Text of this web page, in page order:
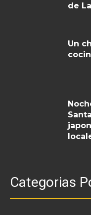
de
Un
Categorias